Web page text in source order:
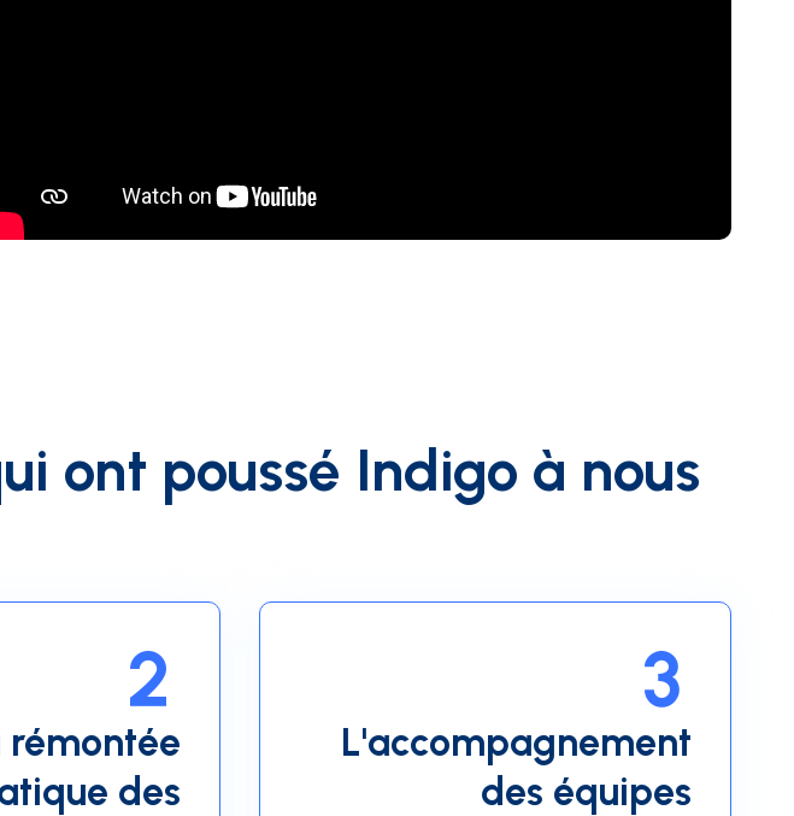
ont poussé Indigo à nous
rémontée
des
2
L'accompagnement
des équipes
3